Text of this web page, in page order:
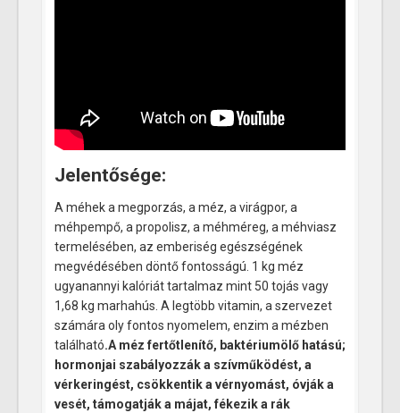
Jelentősége:
A méhek a megporzás, a méz, a virágpor, a
méhpempő, a propolisz, a méhméreg, a méhviasz
termelésében, az emberiség egészségének
megvédésében döntő fontosságú. 1 kg méz
ugyanannyi kalóriát tartalmaz mint 50 tojás vagy
1,68 kg marhahús. A legtöbb vitamin, a szervezet
számára oly fontos nyomelem, enzim a mézben
található.A méz fertőtlenítő, baktériumölő hatású;
hormonjai szabályozzák a szívműködést, a
vérkeringést, csökkentik a vérnyomást, óvják a
vesét, támogatják a májat, fékezik a rák